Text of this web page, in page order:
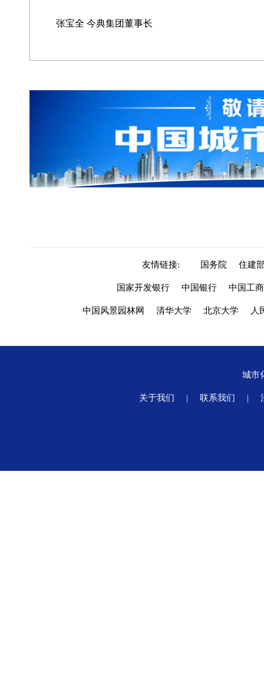
张宝全 今典集团董事长
友情链接: 国务院 住建
国家开发银行 中国银行 中国工
中国风景园林网 清华大学 北京大学 人
城市
关于我们 | 联系我们 |